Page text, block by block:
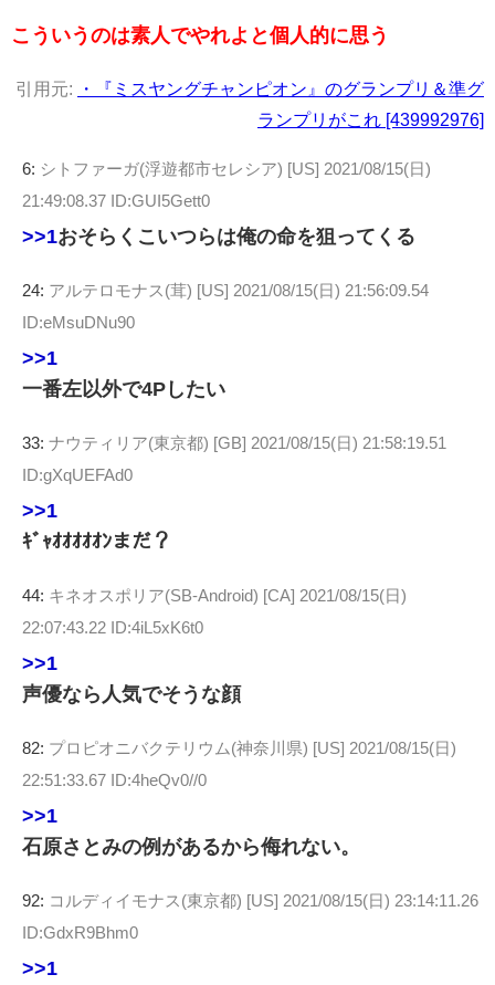
こういうのは素人でやれよと個人的に思う
引用元:
・『ミスヤングチャンピオン』のグランプリ＆準グ
ランプリがこれ [439992976]
6: シトファーガ(浮遊都市セレシア) [US] 2021/08/15(日)
21:49:08.37 ID:GUI5Gett0
>>1おそらくこいつらは俺の命を狙ってくる
24: アルテロモナス(茸) [US] 2021/08/15(日) 21:56:09.54
ID:eMsuDNu90
>>1
一番左以外で4Pしたい
33: ナウティリア(東京都) [GB] 2021/08/15(日) 21:58:19.51
ID:gXqUEFAd0
>>1
ｷﾞｬｵｵｵｵｵﾝまだ？
44: キネオスポリア(SB-Android) [CA] 2021/08/15(日)
22:07:43.22 ID:4iL5xK6t0
>>1
声優なら人気でそうな顔
82: プロピオニバクテリウム(神奈川県) [US] 2021/08/15(日)
22:51:33.67 ID:4heQv0//0
>>1
石原さとみの例があるから侮れない。
92: コルディイモナス(東京都) [US] 2021/08/15(日) 23:14:11.26
ID:GdxR9Bhm0
>>1